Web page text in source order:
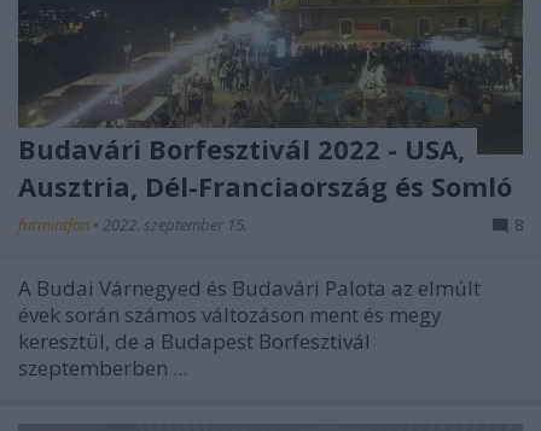
Budavári Borfesztivál 2022 - USA,
Ausztria, Dél-Franciaország és Somló
furmintfan • 2022. szeptember 15. 8
A Budai Várnegyed és Budavári Palota az elmúlt
évek során számos változáson ment és megy
keresztül, de a Budapest Borfesztivál
szeptemberben ...